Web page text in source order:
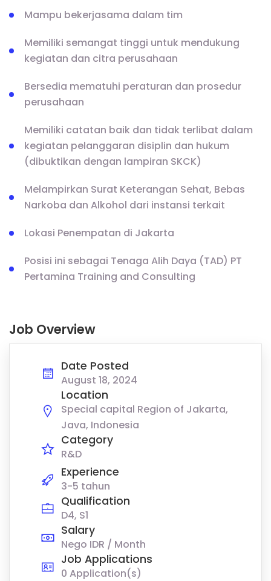
Mampu bekerjasama dalam tim
Memiliki semangat tinggi untuk mendukung
kegiatan dan citra perusahaan
Bersedia mematuhi peraturan dan prosedur
perusahaan
Memiliki catatan baik dan tidak terlibat dalam
kegiatan pelanggaran disiplin dan hukum
(dibuktikan dengan lampiran SKCK)
Melampirkan Surat Keterangan Sehat, Bebas
Narkoba dan Alkohol dari instansi terkait
Lokasi Penempatan di Jakarta
Posisi ini sebagai Tenaga Alih Daya (TAD) PT
Pertamina Training and Consulting
Job Overview
Date Posted
August 18, 2024
Location
Special capital Region of Jakarta,
Java, Indonesia
Category
R&D
Experience
3-5 tahun
Qualification
D4, S1
Salary
Nego IDR / Month
Job Applications
0 Application(s)